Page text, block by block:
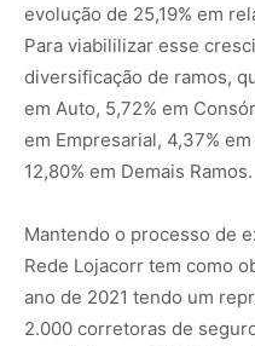
evolução de 25,19% em
Para viabililizar esse
diversificação de ramos,
em Auto, 5,72% em
em Empresarial, 4,37%
12,80% em Demais Ramos.
Mantendo o processo de
Rede Lojacorr tem como
ano de 2021 tendo um
2.000 corretoras de